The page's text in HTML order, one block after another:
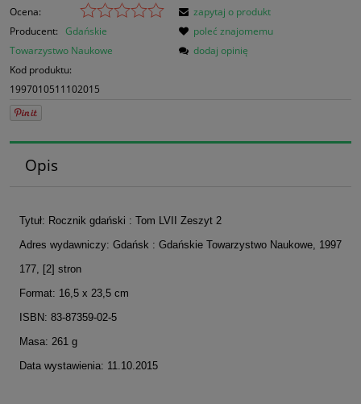
Ocena:
Producent: Gdańskie
Towarzystwo Naukowe
Kod produktu:
1997010511102015
zapytaj o produkt
poleć znajomemu
dodaj opinię
Opis
Tytuł: Rocznik gdański : Tom LVII Zeszyt 2
Adres wydawniczy: Gdańsk : Gdańskie Towarzystwo Naukowe, 1997
177, [2] stron
Format: 16,5 x 23,5 cm
ISBN: 83-87359-02-5
Masa: 261 g
Data wystawienia: 11.10.2015